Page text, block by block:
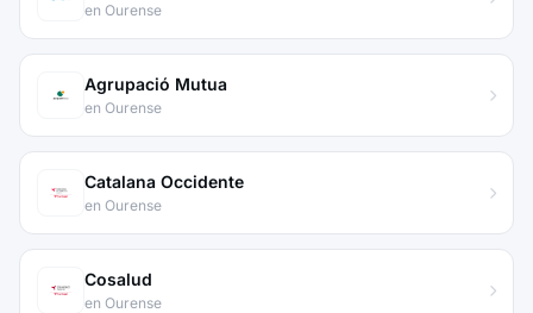
en Ourense
Agrupació Mutua
en Ourense
Catalana Occidente
en Ourense
Cosalud
en Ourense